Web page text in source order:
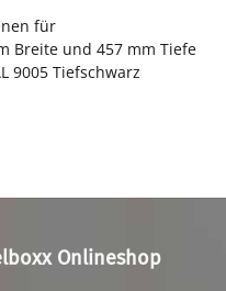
für
Breite und 457 mm Tiefe
9005 Tiefschwarz
Onlineshop